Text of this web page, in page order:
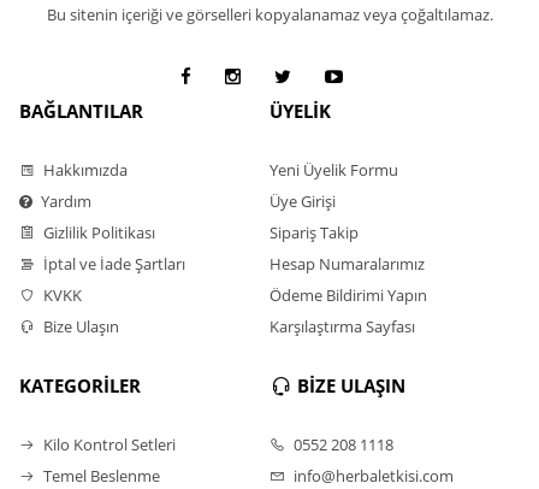
Bu sitenin içeriği ve görselleri kopyalanamaz veya çoğaltılamaz.
BAĞLANTILAR
Hakkımızda
Yardım
Gizlilik Politikası
İptal ve İade Şartları
KVKK
Bize Ulaşın
ÜYELİK
Yeni Üyelik Formu
Üye Girişi
Sipariş Takip
Hesap Numaralarımız
Ödeme Bildirimi Yapın
Karşılaştırma Sayfası
KATEGORİLER
Kilo Kontrol Setleri
Temel Beslenme
BİZE ULAŞIN
0552 208 1118
info@herbaletkisi.com